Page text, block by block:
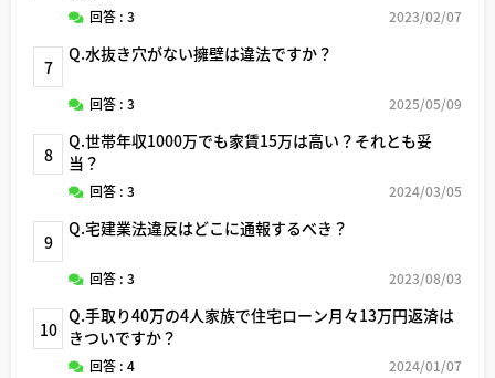
回答 : 3 2023/02/07
7
Q.水抜き穴がない擁壁は違法ですか？
回答 : 3 2025/05/09
8
Q.世帯年収1000万でも家賃15万は高い？それとも妥
当？
回答 : 3 2024/03/05
9
Q.宅建業法違反はどこに通報するべき？
回答 : 3 2023/08/03
10
Q.手取り40万の4人家族で住宅ローン月々13万円返済は
きついですか？
回答 : 4 2024/01/07